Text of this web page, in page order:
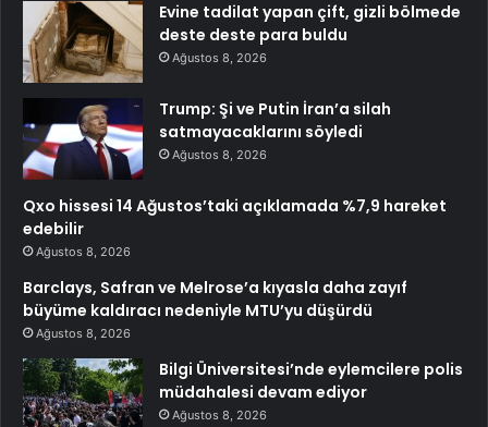
Evine tadilat yapan çift, gizli bölmede
deste deste para buldu
Ağustos 8, 2026
Trump: Şi ve Putin İran’a silah
satmayacaklarını söyledi
Ağustos 8, 2026
Qxo hissesi 14 Ağustos’taki açıklamada %7,9 hareket
edebilir
Ağustos 8, 2026
Barclays, Safran ve Melrose’a kıyasla daha zayıf
büyüme kaldıracı nedeniyle MTU’yu düşürdü
Ağustos 8, 2026
Bilgi Üniversitesi’nde eylemcilere polis
müdahalesi devam ediyor
Ağustos 8, 2026